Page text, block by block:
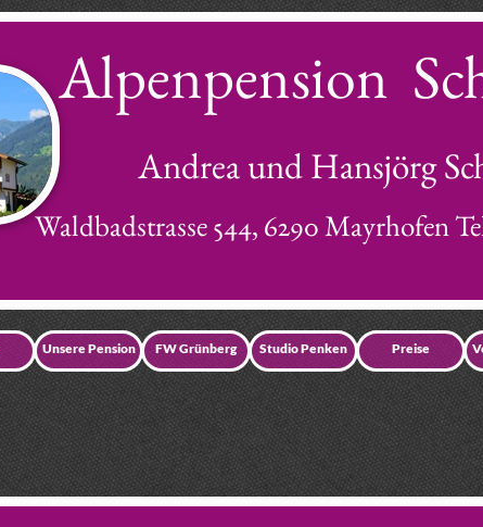
Alpenpension
Andrea und Hansjörg
Waldbadstrasse 544, 6290 Mayrhofen
Unsere Pension FW Grünberg Studio Penken Preise